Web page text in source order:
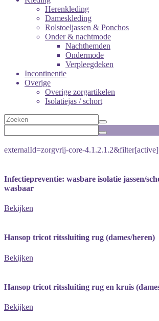
Herenkleding
Dameskleding
Rolstoeljassen & Ponchos
Onder & nachtmode
Nachthemden
Ondermode
Verpleegdeken
Incontinentie
Overige
Overige zorgartikelen
Isolatiejas / schort
externalId=zorgvrij-core-
Infectiepreventie: wasbare isolatie jassen/
wasbaar
Bekijken
Hansop tricot ritssluiting rug (dames/heren)
Bekijken
Hansop tricot ritssluiting rug en kruis
Bekijken